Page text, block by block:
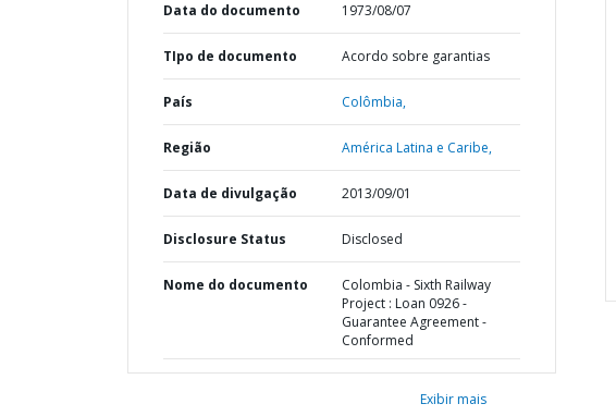
Data do documento 1973/08/07
TIpo de documento Acordo sobre garantias
País Colômbia,
Região América Latina e Caribe,
Data de divulgação 2013/09/01
Disclosure Status Disclosed
Nome do documento
Colombia - Sixth Railway
Project : Loan 0926 -
Guarantee Agreement -
Conformed
Exibir mais